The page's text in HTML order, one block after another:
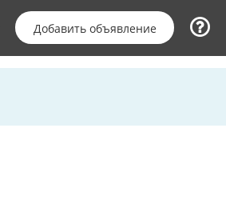
Добавить объявление